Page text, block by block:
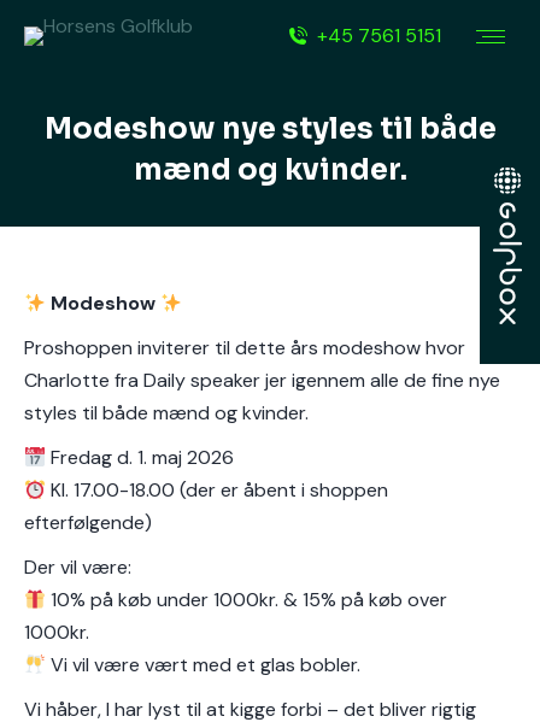
+45 7561 5151
Modeshow nye styles til både
mænd og kvinder.
Modeshow
Proshoppen inviterer til dette års modeshow hvor
Charlotte fra Daily speaker jer igennem alle de fine nye
styles til både mænd og kvinder.
Fredag d. 1. maj 2026
Kl. 17.00-18.00 (der er åbent i shoppen
efterfølgende)
Der vil være:
10% på køb under 1000kr. & 15% på køb over
1000kr.
Vi vil være vært med et glas bobler.
Vi håber, I har lyst til at kigge forbi – det bliver rigtig